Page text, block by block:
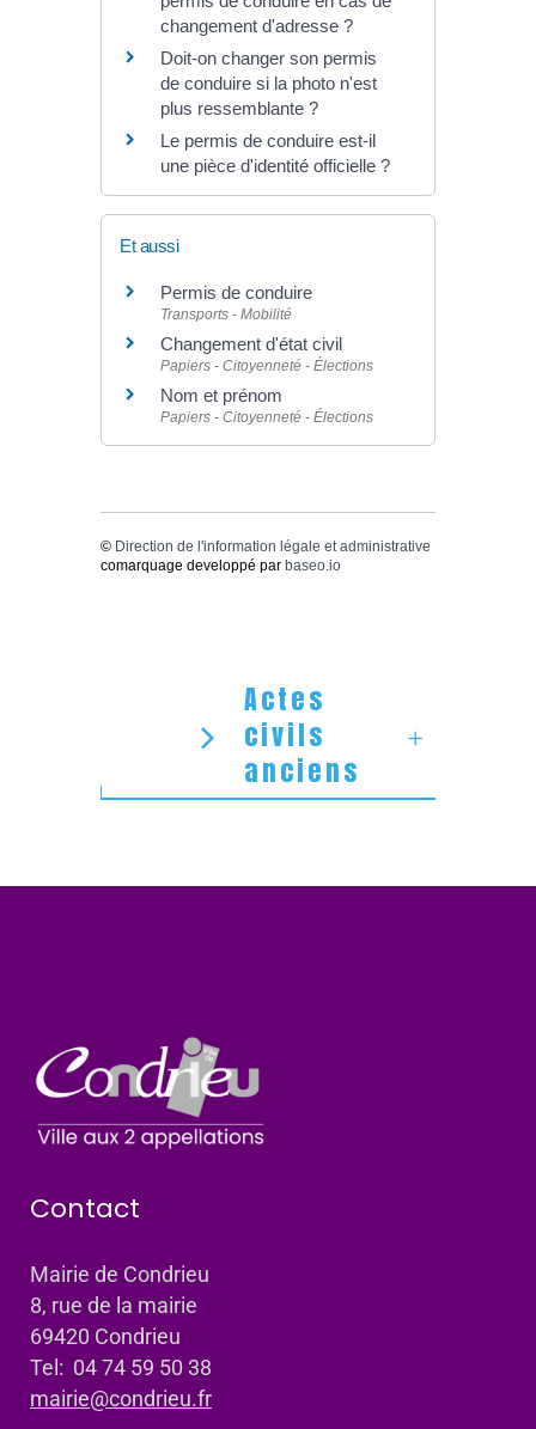
changement d'adresse ?
Doit-on changer son permis
de conduire si la photo n'est
plus ressemblante ?
Le permis de conduire est-il
une pièce d'identité officielle ?
Et aussi
Permis de conduire
Transports - Mobilité
Changement d'état civil
Papiers - Citoyenneté - Élections
Nom et prénom
Papiers - Citoyenneté - Élections
© Direction de l'information légale et administrative
comarquage developpé par baseo.io
Actes
civils
anciens
Contact
Mairie de Condrieu
8, rue de la mairie
69420 Condrieu
Tel: 04 74 59 50 38
mairie@condrieu.fr